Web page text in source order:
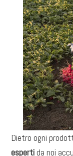
Dietro ogni
espertida noi